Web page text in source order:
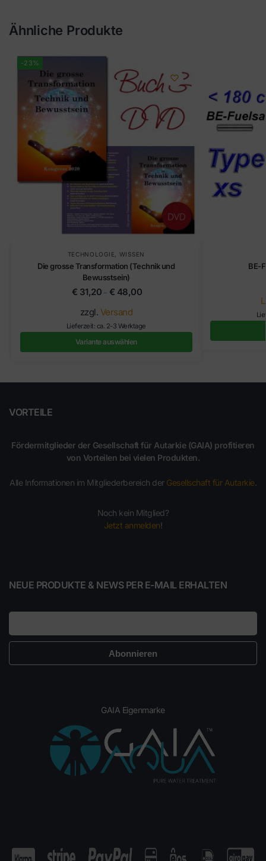
Ähnliche Produkte
-23%
TECHNOLOGIE WISSEN
Die grosse Transformation (Technik und
Bewusstsein)
€ 31,20 – € 48,00
zzgl. Versand
Lieferzeit: ca. 2-3 Werktage
Variante auswählen
BE-
VORTEILE
Fördermitglieder der Gesellschaft für Autarkie (GAIA) profitieren
von Vorteilen bei vielen Produkten.
Alle Informationen im Mitgliederbereich der Gesellschaft für Autarkie.
Noch kein Mitglied?
Jetzt anmelden!
NEUE PRODUKTE & NEWS PER E-MAIL ERHALTEN
GAIA Eigenmarke